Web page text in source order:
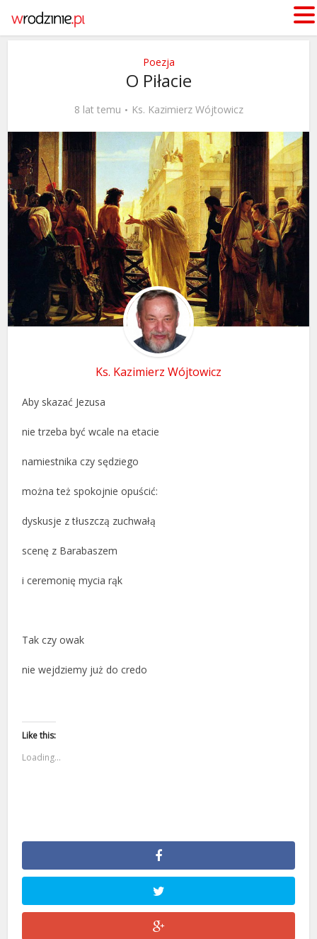
Poezja
O Piłacie
8 lat temu Ks. Kazimierz Wójtowicz
Ks. Kazimierz Wójtowicz
Aby skazać Jezusa
nie trzeba być wcale na etacie
namiestnika czy sędziego
można też spokojnie opuścić:
dyskusje z tłuszczą zuchwałą
scenę z Barabaszem
i ceremonię mycia rąk
Tak czy owak
nie wejdziemy już do credo
Like this:
Loading...